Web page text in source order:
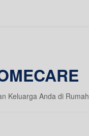
Keluarga Anda di Rumah